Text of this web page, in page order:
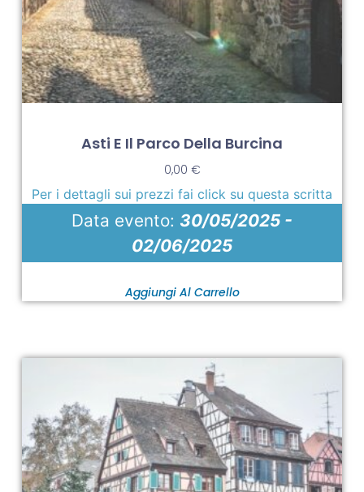
Asti E Il Parco Della Burcina
0,00 €
Per i dettagli sui prezzi fai click su questa scritta
Data evento: 30/05/2025 -
02/06/2025
Aggiungi Al Carrello